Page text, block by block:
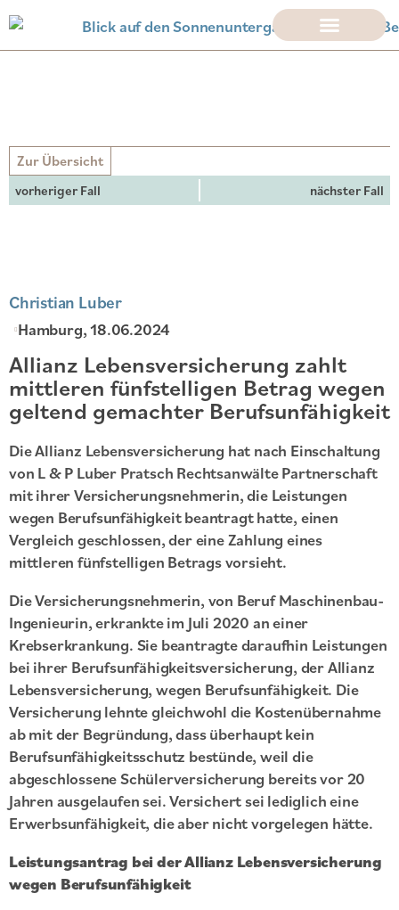
Zur Übersicht
vorheriger Fall nächster Fall
Christian Luber
Hamburg, 18.06.2024
Allianz Lebensversicherung zahlt
mittleren fünfstelligen Betrag wegen
geltend gemachter Berufsunfähigkeit
Die Allianz Lebensversicherung hat nach Einschaltung
von L & P Luber Pratsch Rechtsanwälte Partnerschaft
mit ihrer Versicherungsnehmerin, die Leistungen
wegen Berufsunfähigkeit beantragt hatte, einen
Vergleich geschlossen, der eine Zahlung eines
mittleren fünfstelligen Betrags vorsieht.
Die Versicherungsnehmerin, von Beruf Maschinenbau-
Ingenieurin, erkrankte im Juli 2020 an einer
Krebserkrankung. Sie beantragte daraufhin Leistungen
bei ihrer Berufsunfähigkeitsversicherung, der Allianz
Lebensversicherung, wegen Berufsunfähigkeit. Die
Versicherung lehnte gleichwohl die Kostenübernahme
ab mit der Begründung, dass überhaupt kein
Berufsunfähigkeitsschutz bestünde, weil die
abgeschlossene Schülerversicherung bereits vor 20
Jahren ausgelaufen sei. Versichert sei lediglich eine
Erwerbsunfähigkeit, die aber nicht vorgelegen hätte.
Leistungsantrag bei der Allianz Lebensversicherung
wegen Berufsunfähigkeit